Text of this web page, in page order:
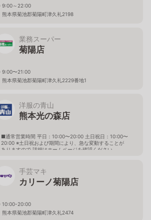
9:00～22:00
熊本県菊池郡菊陽町津久礼2198
業務スーパー
菊陽店
9:00〜21:00
熊本県菊池郡菊陽町津久礼2229番地1
洋服の青山
熊本光の森店
■通常営業時間 平日：10:00〜20:00 土日祝日：10:00〜
20:00 ※土日祝および期間により、急な変動することが
ありますので 詳細はホームページを確認ください
手芸マキ
カリーノ菊陽店
10:00-20:00
熊本県菊池郡菊陽町津久礼2474